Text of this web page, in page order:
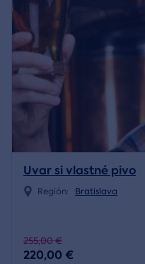
Uvar si vlastné pivo
Región: Bratislava
255,00 €
220,00 €